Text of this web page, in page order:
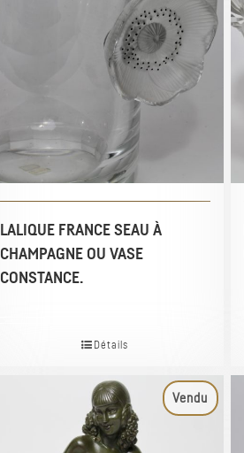
LALIQUE FRANCE SEAU À
CHAMPAGNE OU VASE
CONSTANCE.
Détails
Vendu